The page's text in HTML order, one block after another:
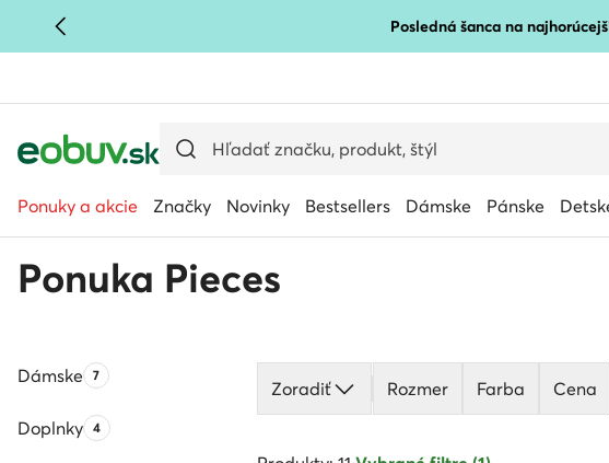
PREJSŤ NA HLAVNÝ OBSAH Posledná šanca na
Ponuky a akcie Značky Novinky Bestsellers Dámske Pánske
Ponuka Pieces
DámskePočet produktov:
7
DoplnkyPočet produktov:
4
Zoradiť Rozmer Farba Cena